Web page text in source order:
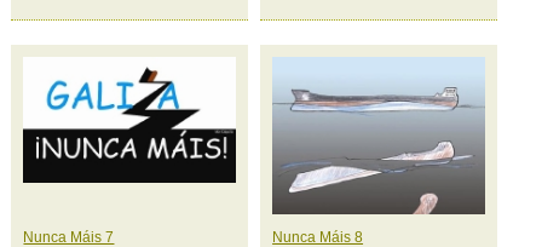
Nunca Máis 7 Nunca Máis 8